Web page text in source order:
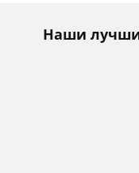
Наши